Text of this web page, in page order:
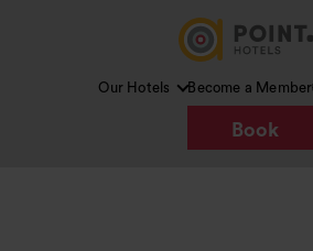
Our Hotels Become a Member
Book